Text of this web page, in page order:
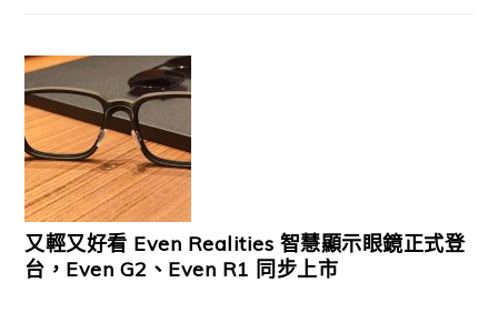
又輕又好看 Even Realities 智慧顯示眼鏡正式登
台，Even G2、Even R1 同步上市